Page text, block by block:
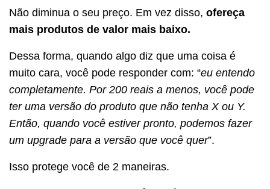
Não diminua o seu preço. Em vez disso, ofereça
mais produtos de valor mais baixo.
Dessa forma, quando algo diz que uma coisa é
muito cara, você pode responder com: “eu entendo
completamente. Por 200 reais a menos, você pode
ter uma versão do produto que não tenha X ou Y.
Então, quando você estiver pronto, podemos fazer
um upgrade para a versão que você quer”.
Isso protege você de 2 maneiras.